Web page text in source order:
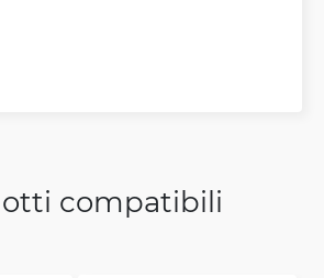
compatibili